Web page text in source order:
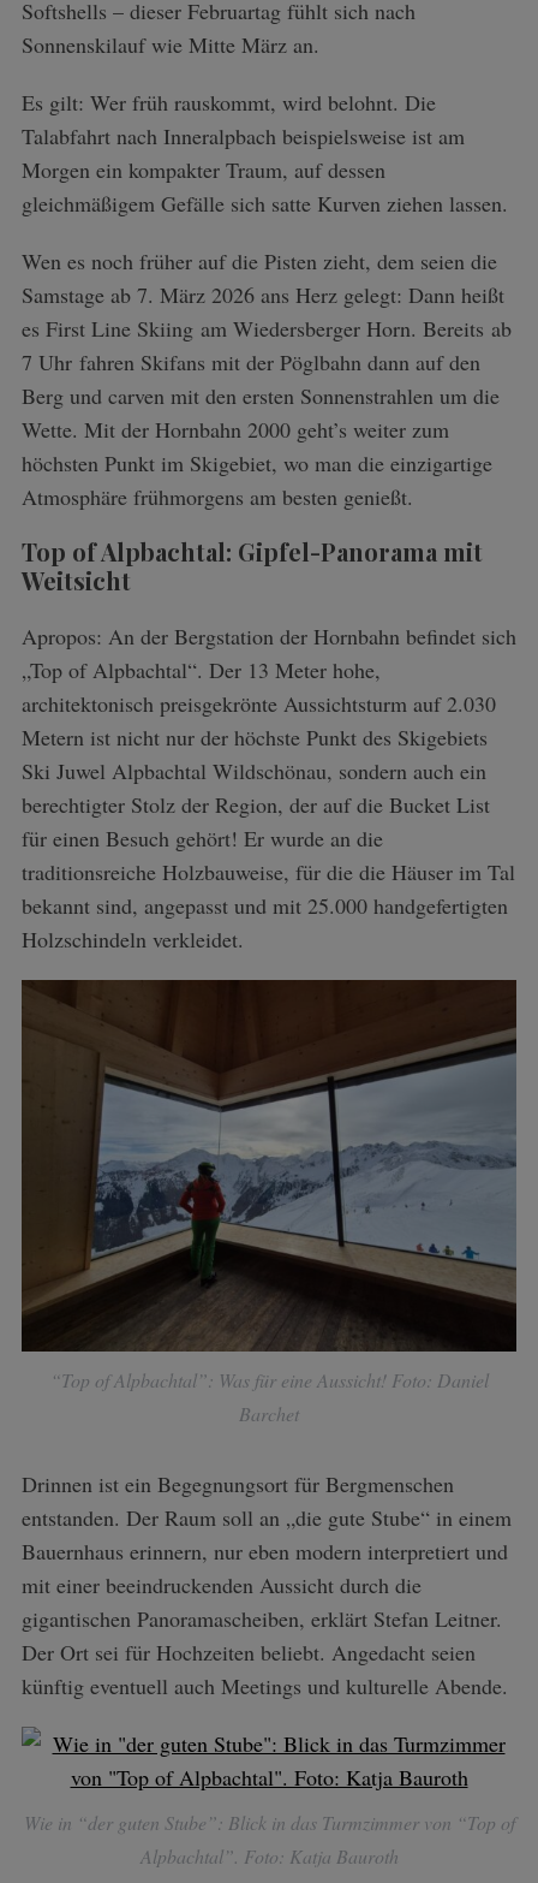
Softshells – dieser Februartag fühlt sich nach
Sonnenskilauf wie Mitte März an.
Es gilt: Wer früh rauskommt, wird belohnt. Die
Talabfahrt nach Inneralpbach beispielsweise ist am
Morgen ein kompakter Traum, auf dessen
gleichmäßigem Gefälle sich satte Kurven ziehen lassen.
Wen es noch früher auf die Pisten zieht, dem seien die
Samstage ab 7. März 2026 ans Herz gelegt: Dann heißt
es First Line Skiing am Wiedersberger Horn. Bereits ab
7 Uhr fahren Skifans mit der Pöglbahn dann auf den
Berg und carven mit den ersten Sonnenstrahlen um die
Wette. Mit der Hornbahn 2000 geht’s weiter zum
höchsten Punkt im Skigebiet, wo man die einzigartige
Atmosphäre frühmorgens am besten genießt.
Top of Alpbachtal: Gipfel-Panorama mit
Weitsicht
Apropos: An der Bergstation der Hornbahn befindet sich
„Top of Alpbachtal“. Der 13 Meter hohe,
architektonisch preisgekrönte Aussichtsturm auf 2.030
Metern ist nicht nur der höchste Punkt des Skigebiets
Ski Juwel Alpbachtal Wildschönau, sondern auch ein
berechtigter Stolz der Region, der auf die Bucket List
für einen Besuch gehört! Er wurde an die
traditionsreiche Holzbauweise, für die die Häuser im Tal
bekannt sind, angepasst und mit 25.000 handgefertigten
Holzschindeln verkleidet.
“Top of Alpbachtal”: Was für eine Aussicht! Foto: Daniel
Barchet
Drinnen ist ein Begegnungsort für Bergmenschen
entstanden. Der Raum soll an „die gute Stube“ in einem
Bauernhaus erinnern, nur eben modern interpretiert und
mit einer beeindruckenden Aussicht durch die
gigantischen Panoramascheiben, erklärt Stefan Leitner.
Der Ort sei für Hochzeiten beliebt. Angedacht seien
künftig eventuell auch Meetings und kulturelle Abende.
Wie in “der guten Stube”: Blick in das Turmzimmer von “Top of
Alpbachtal”. Foto: Katja Bauroth